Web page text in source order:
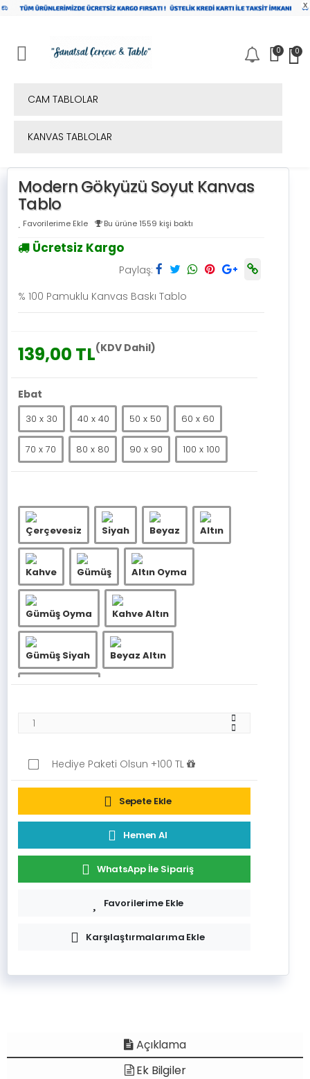
x
Mobil Menü 0 0
CAM TABLOLAR
KANVAS TABLOLAR
Modern Gökyüzü Soyut Kanvas
Tablo
Favorilerime Ekle Bu ürüne 1559 kişi baktı
Ücretsiz Kargo
Paylaş:
% 100 Pamuklu Kanvas Baskı Tablo
139,00 TL(KDV Dahil)
Ebat
30 x 30 40 x 40 50 x 50 60 x 60
70 x 70 80 x 80 90 x 90 100 x 100
Çerçevesiz Siyah Beyaz Altın
Kahve Gümüş Altın Oyma
Gümüş Oyma Kahve Altın
Gümüş Siyah Beyaz Altın
Hediye Paketi Olsun +100 TL
Sepete Ekle
Hemen Al
WhatsApp İle Sipariş
Favorilerime Ekle
Karşılaştırmalarıma Ekle
Açıklama
Ek Bilgiler